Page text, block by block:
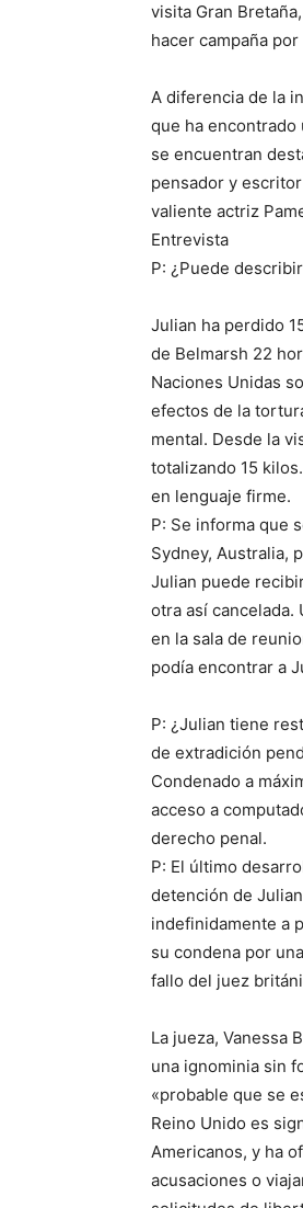
visita Gran
hacer campaña
A diferencia de la
que ha
se encuentran
pensador y
valiente actriz
Entrevista
P: ¿Puede
Julian ha perdido
de Belmarsh 22
Naciones Unidas
efectos de la
mental. Desde la
totalizando 15
en lenguaje firme.
P: Se informa que
Sydney, Australia,
Julian puede
otra así cancelada.
en la sala de
podía encontrar a
P: ¿Julian tiene
de extradición
Condenado a
acceso a
derecho penal.
P: El último
detención de
indefinidamente a
su condena por
fallo del juez
La jueza, Vanessa
una ignominia sin
«probable que se
Reino Unido es
Americanos, y ha
acusaciones o